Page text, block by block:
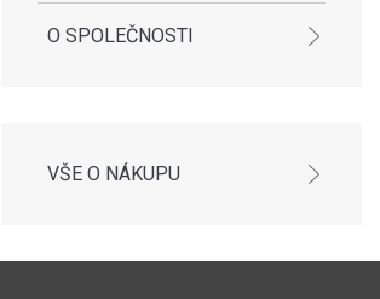
O SPOLEČNOSTI
VŠE O NÁKUPU